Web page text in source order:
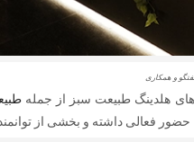
و همکاری
هلدینگ طبیعت سبز از جمله
فعالی داشته و بخشی از